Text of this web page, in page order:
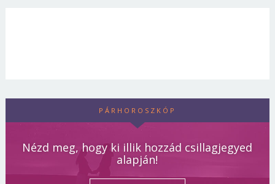
PÁRHOROSZKÓP
Nézd meg, hogy ki illik hozzád csillagjegyed
alapján!